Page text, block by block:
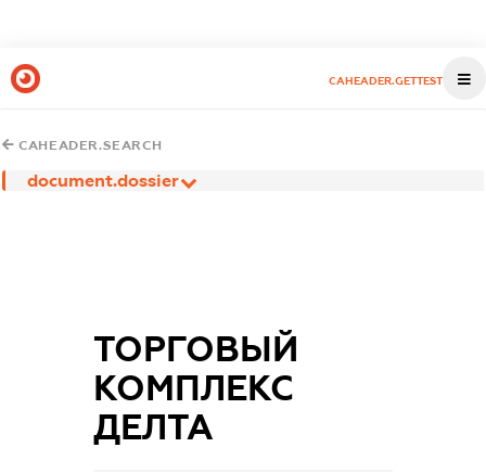
CAHEADER.GETTEST
CAHEADER.SEARCH
document.dossier
ТОРГОВЫЙ
КОМПЛЕКС
ДЕЛТА